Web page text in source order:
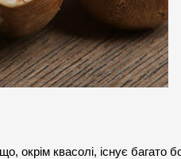
окрім квасолі, існує багато